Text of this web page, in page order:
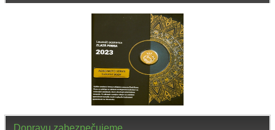
Dopravu zabezpečujeme